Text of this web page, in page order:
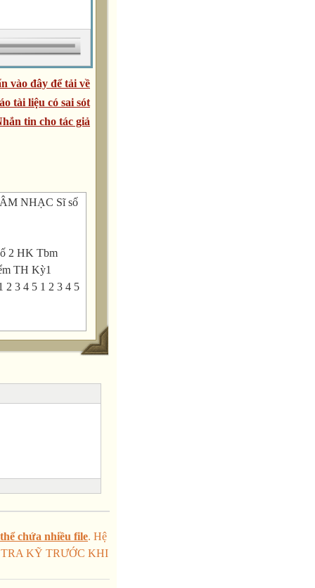
vào đây để tải về
tài liệu có sai sót
tin cho tác giả
NHẠC Sĩ số
2 HK Tbm
TH Kỳ1
2 3 4 5 1 2 3 4 5
chứa nhiều file. Hệ
TRA KỸ TRƯỚC KHI